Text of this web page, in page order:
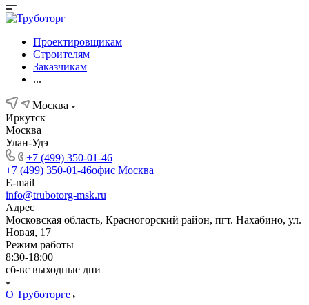
Проектировщикам
Строителям
Заказчикам
...
Москва
Иркутск
Москва
Улан-Удэ
+7 (499) 350-01-46
+7 (499) 350-01-46офис Москва
E-mail
info@trubotorg-msk.ru
Адрес
Московская область, Красногорский район, пгт. Нахабино, ул.
Новая, 17
Режим работы
8:30-18:00
сб-вс выходные дни
О Труботорге